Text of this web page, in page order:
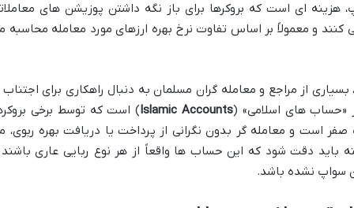
هزینه ای است که بروکرها برای باز نگه داشتن پوزیشن های
و معمولاً بر اساس تفاوت نرخ بهره ارزهای مورد معامله محاسبه
از مراجع و معامله گران مسلمان به دنبال راهکاری برای اجتناب
«حساب های اسلامی» (Islamic Accounts) است که توسط برخی
است و معامله گر بدون نگرانی از پرداخت یا دریافت بهره ربوی،
باید دقت شود که این حساب ها واقعاً از هر نوع ربایی عاری
سواپ نشده باشد.